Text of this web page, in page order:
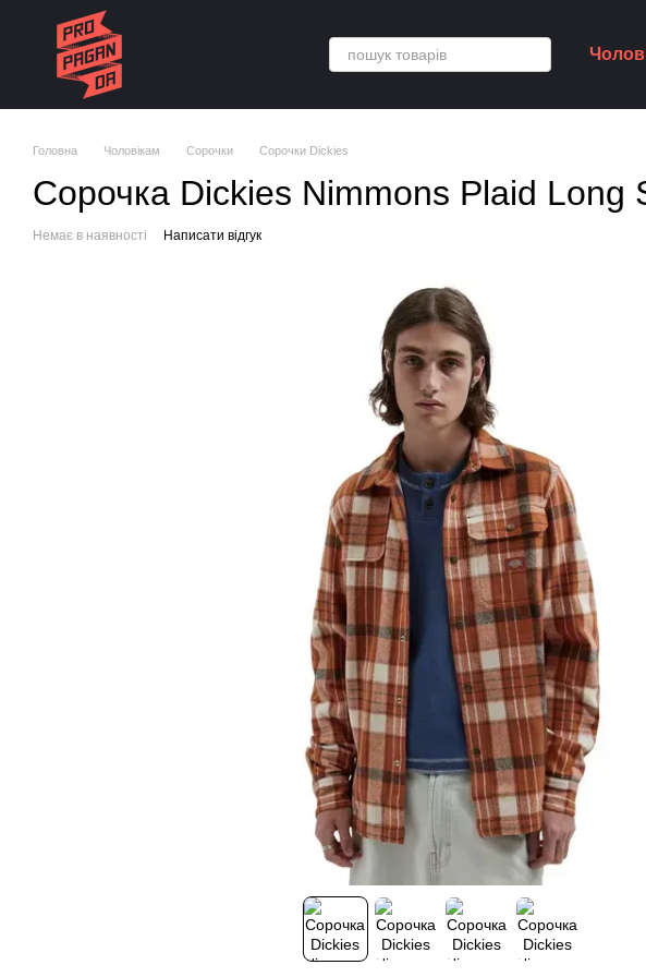
Перейти до основного контенту
Головна Чоловікам Сорочки Сорочки Dickies
Сорочка Dickies Nimmons Plaid Long
Немає в наявності Написати відгук